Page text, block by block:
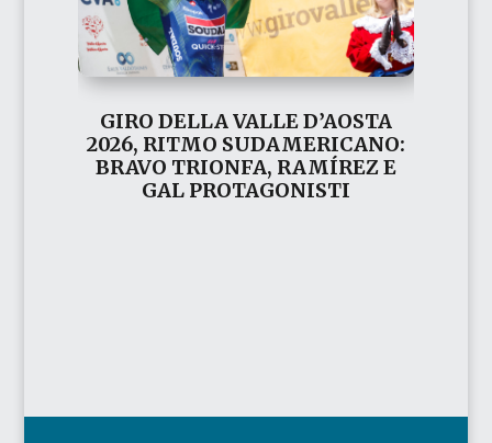
GIRO DELLA VALLE D’AOSTA
2026, RITMO SUDAMERICANO:
BRAVO TRIONFA, RAMÍREZ E
GAL PROTAGONISTI